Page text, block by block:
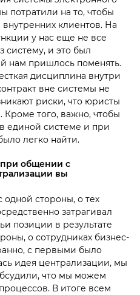
потратили на то, чтобы
внутренних клиентов. На
у нас еще не все
систему, и это был
нам пришлось поменять.
дисциплина внутри
вне системы не
риски, что юристы
Кроме того, важно, чтобы
единой системе и при
легко найти.
общении с
вы
стороны, о тех
затрагивал
позиции в результате
о сотрудниках бизнес-
с первыми было
идея централизации, мы
что мы можем
В итоге всем